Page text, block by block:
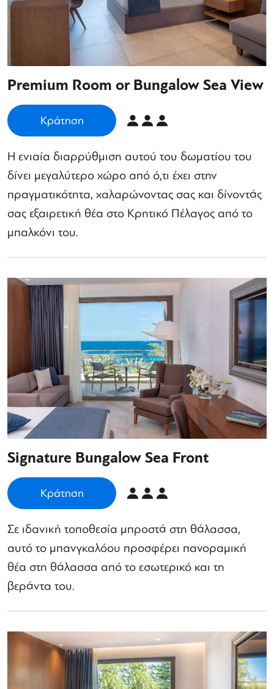
Premium Room or Bungalow Sea View
Κράτηση
Η ενιαία διαρρύθμιση αυτού του δωματίου του
δίνει μεγαλύτερο χώρο από ό,τι έχει στην
πραγματικότητα, χαλαρώνοντας σας και δίνοντάς
σας εξαιρετική θέα στο Κρητικό Πέλαγος από το
μπαλκόνι του.
Signature Bungalow Sea Front
Κράτηση
Σε ιδανική τοποθεσία μπροστά στη θάλασσα,
αυτό το μπανγκαλόου προσφέρει πανοραμική
θέα στη θάλασσα από το εσωτερικό και τη
βεράντα του.